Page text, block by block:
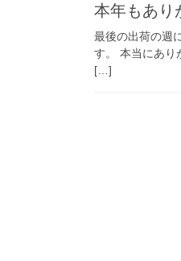
本年もあり
最後の出荷の週
す。 本当にあり
[…]